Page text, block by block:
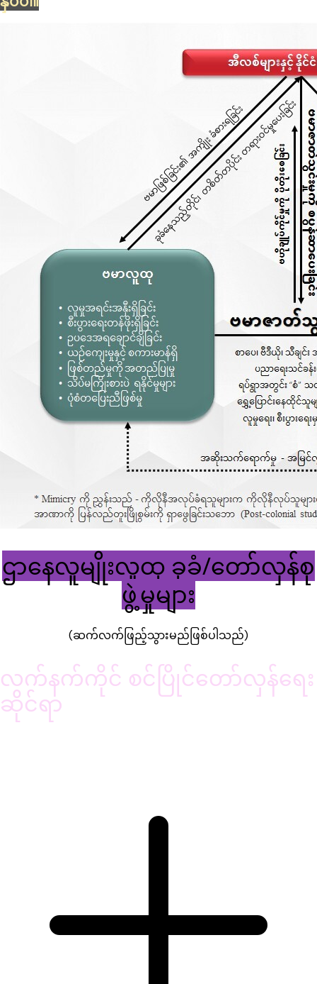
ဌာနေလူမျိုးလူထု ခုခံ/တော်လှန်စု
ဖွဲ့မှုများ
(ဆက်လက်ဖြည့်သွားမည်ဖြစ်ပါသည်)
လက်နက်ကိုင် စင်ပြိုင်တော်လှန်ရေး
ဆိုင်ရာ